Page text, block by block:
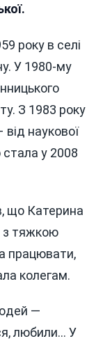
Катерина
Висоцька
року в селі
У 1980-му
З 1983 року
наукової
стала у 2008
що Катерина
з тяжкою
працювати,
колегам.
—
любили… У